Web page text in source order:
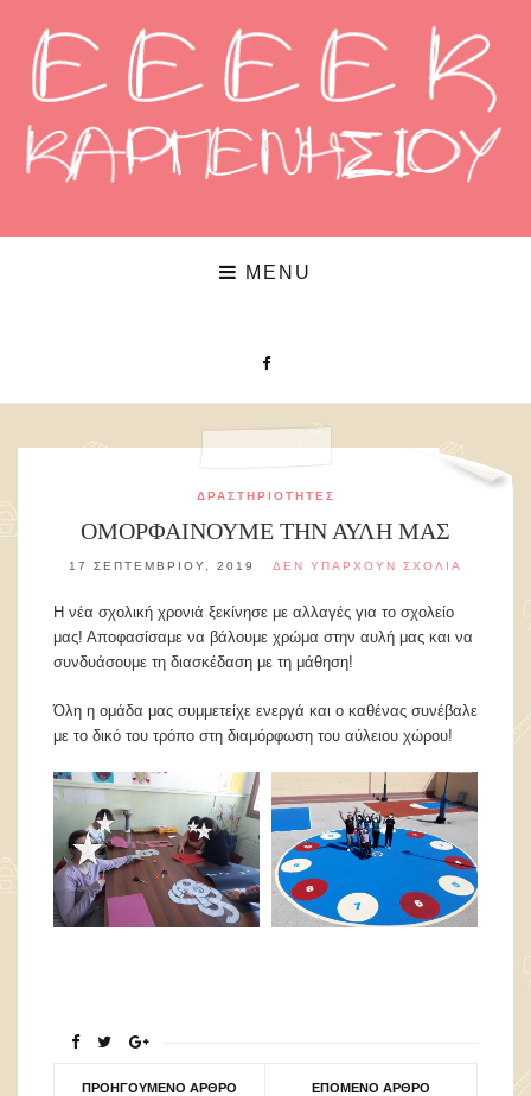
MENU
ΔΡΑΣΤΗΡΙΌΤΗΤΕΣ
ΟΜΟΡΦΑΙΝΟΥΜΕ ΤΗΝ ΑΥΛΗ ΜΑΣ
17 ΣΕΠΤΕΜΒΡΊΟΥ, 2019 ΔΕΝ ΥΠΆΡΧΟΥΝ ΣΧΌΛΙΑ
Η νέα σχολική χρονιά ξεκίνησε με αλλαγές για το σχολείο
μας! Αποφασίσαμε να βάλουμε χρώμα στην αυλή μας και να
συνδυάσουμε τη διασκέδαση με τη μάθηση!
Όλη η ομάδα μας συμμετείχε ενεργά και ο καθένας συνέβαλε
με το δικό του τρόπο στη διαμόρφωση του αύλειου χώρου!
ΠΡΟΗΓΟΎΜΕΝΟ ΆΡΘΡΟ ΕΠΌΜΕΝΟ ΆΡΘΡΟ